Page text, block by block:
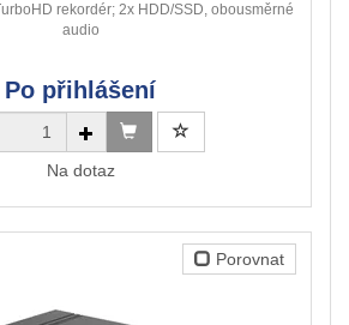
rekordér; 2x HDD/SSD, obousměrné
audio
Po přihlášení
Na dotaz
Porovnat